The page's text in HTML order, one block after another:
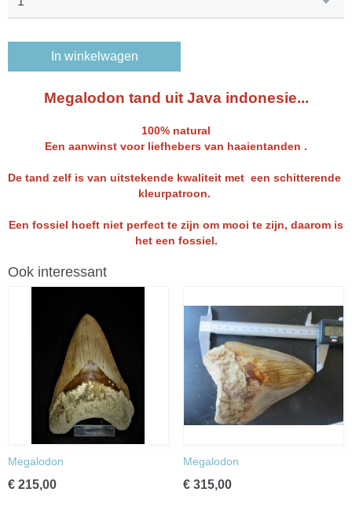
In winkelwagen
Megalodon tand uit Java indonesie...
100% natural
Een aanwinst voor liefhebers van haaientanden .
De tand zelf is van uitstekende kwaliteit met een schitterende
kleurpatroon.
Een fossiel hoeft niet perfect te zijn om mooi te zijn, daarom is
het een fossiel.
Ook interessant
Megalodon
€ 215,00
Megalodon
€ 315,00